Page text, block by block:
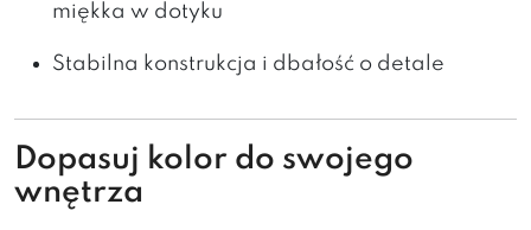
miękka w dotyku
Stabilna konstrukcja i dbałość o detale
Dopasuj kolor do swojego
wnętrza